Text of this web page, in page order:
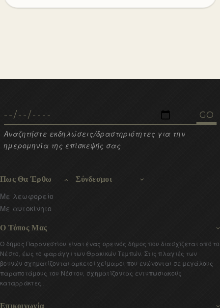
Αναζητήστε εκδηλώσεις/δραστηριότητες για την
ημερομηνία της επίσκεψής σας
Πως Θα Έρθω
Με λεωφορείο
Με αυτοκίνητο
Σύνδεσμοι
Ο Τόπος Μας
Ο δήμος Παρανεστίου είναι ένας ορεινός δήμος που διασχίζεται από το
Νέστο, έως το φαράγγι των Θρακικών Τεμπών. Στις πλαγιές των
βουνών σχηματίζονται αρκετοί χείμαροι που ενώνονται σε μεγάλους
παραποτάμους του Νέστου, σχηματίζοντας εντυπωσιακούς
καταρράκτες..
Επικοινωνία